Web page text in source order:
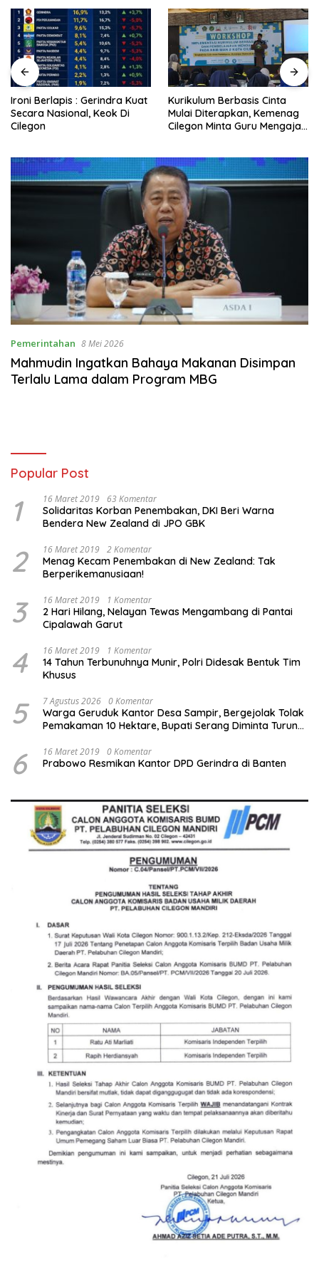
Ironi Berlapis : Gerindra Kuat
Secara Nasional, Keok Di
Cilegon
Kurikulum Berbasis Cinta
Mulai Diterapkan, Kemenag
Cilegon Minta Guru Mengajar
Pemerintahan 8 Mei 2026
Mahmudin Ingatkan Bahaya Makanan Disimpan
Terlalu Lama dalam Program MBG
Popular Post
1 16 Maret 2019 63 Komentar
Solidaritas Korban Penembakan, DKI Beri Warna
Bendera New Zealand di JPO GBK
2 16 Maret 2019 2 Komentar
Menag Kecam Penembakan di New Zealand: Tak
Berperikemanusiaan!
3 16 Maret 2019 1 Komentar
2 Hari Hilang, Nelayan Tewas Mengambang di Pantai
Cipalawah Garut
4 16 Maret 2019 1 Komentar
14 Tahun Terbunuhnya Munir, Polri Didesak Bentuk Tim
Khusus
5 7 Agustus 2026 0 Komentar
Warga Geruduk Kantor Desa Sampir, Bergejolak Tolak
Pemakaman 10 Hektare, Bupati Serang Diminta Turun
6 16 Maret 2019 0 Komentar
Prabowo Resmikan Kantor DPD Gerindra di Banten